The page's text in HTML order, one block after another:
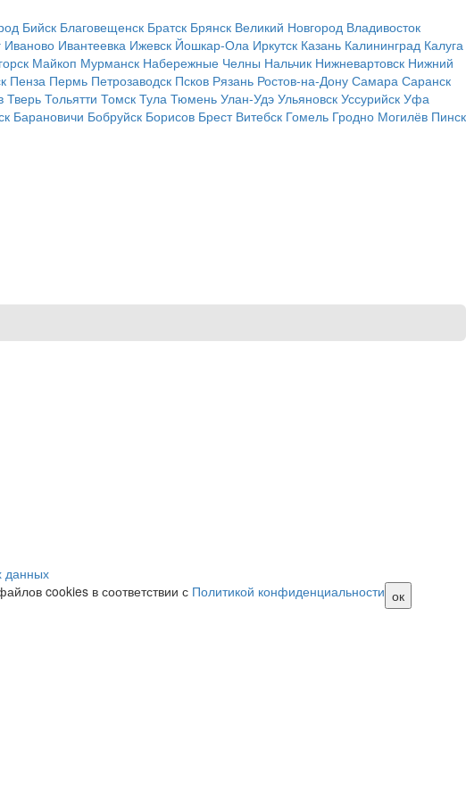
Бийск Благовещенск Братск Брянск Великий Новгород Владивосток
Иваново Ивантеевка Ижевск Йошкар-Ола Иркутск Казань Калининград Калуга
Майкоп Мурманск Набережные Челны Нальчик Нижневартовск Нижний
Пенза Пермь Петрозаводск Псков Рязань Ростов-на-Дону Самара Саранск
Тверь Тольятти Томск Тула Тюмень Улан-Удэ Ульяновск Уссурийск Уфа
Барановичи Бобруйск Борисов Брест Витебск Гомель Гродно Могилёв Пинск
данных
cookies в соответствии с Политикой конфиденциальности ок